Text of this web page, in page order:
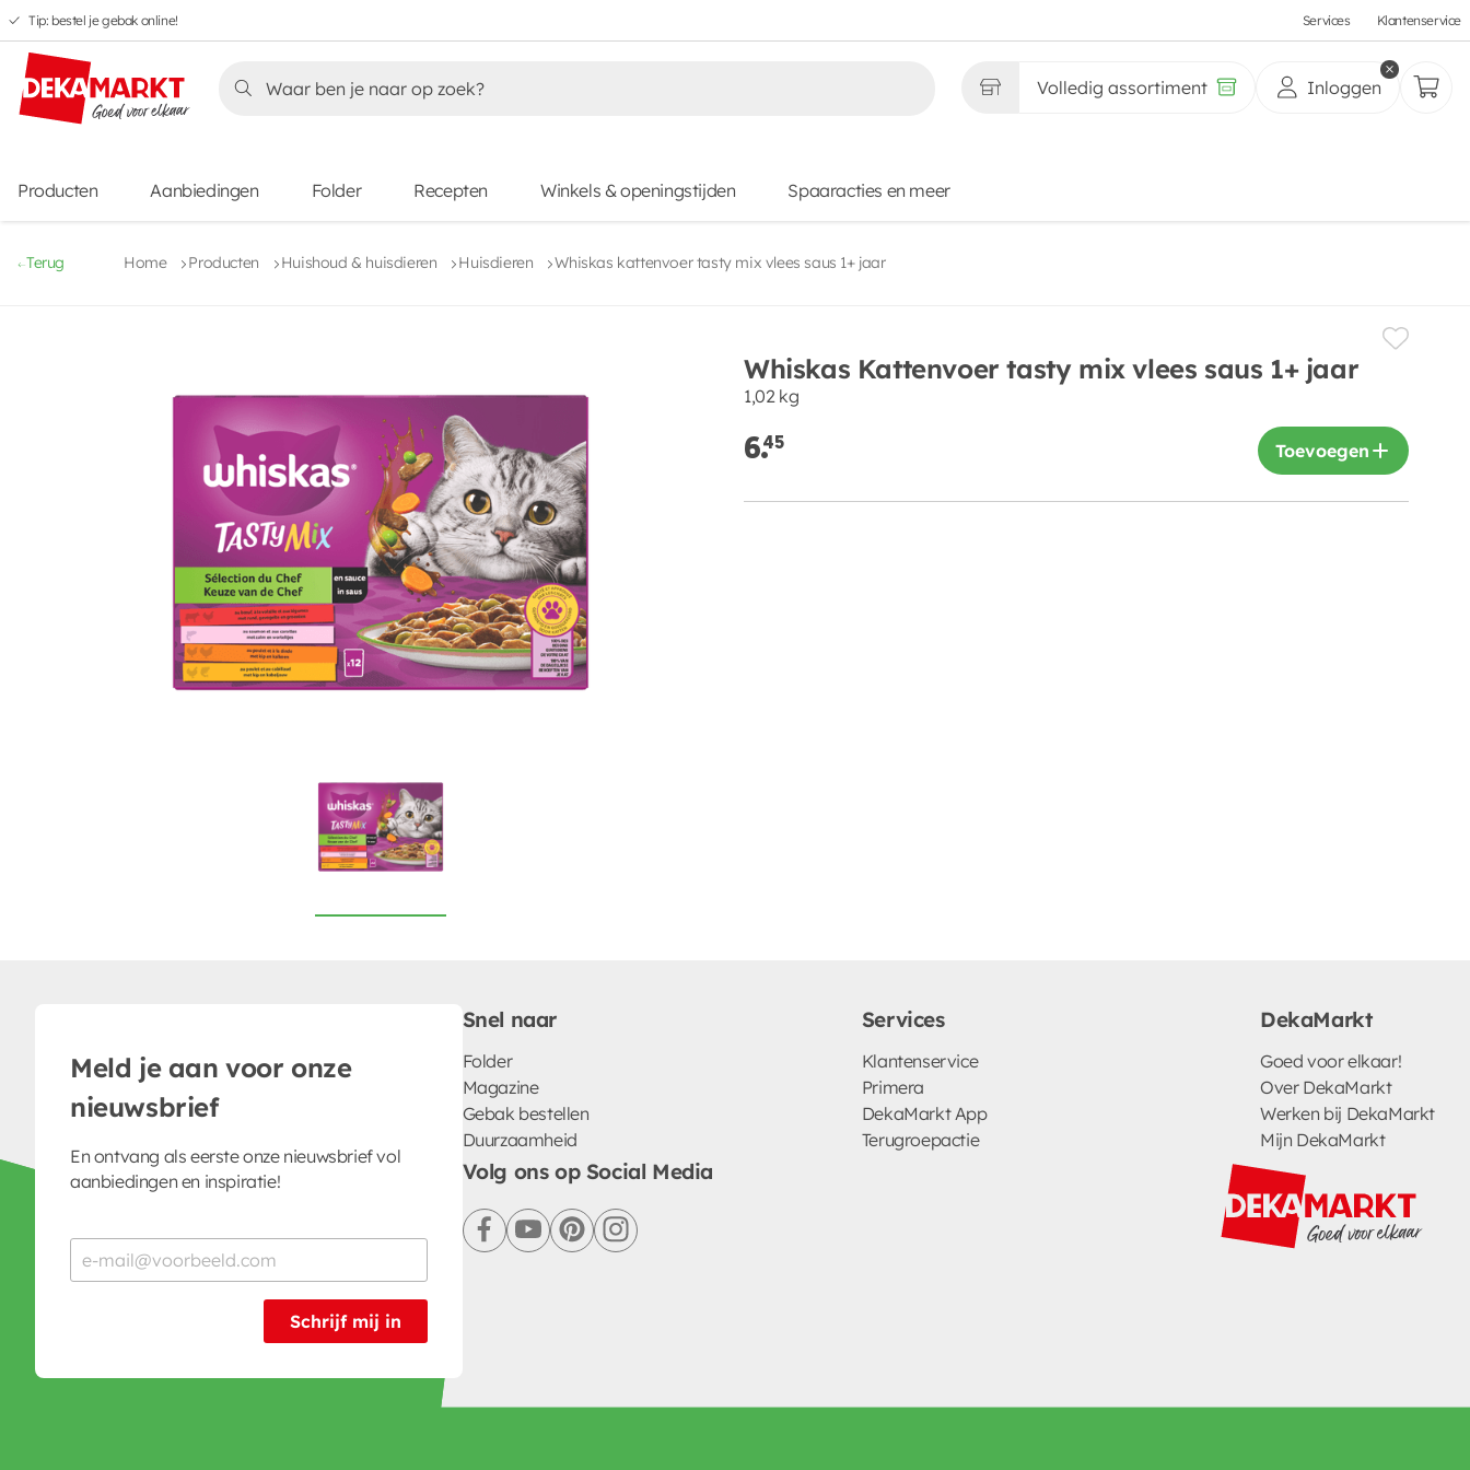
Overslaan
naar
hoofdnavigatie
Overslaan
naar
hoofdinhoud
Overslaan
naar
voettekstinhoud
Overslaan
naar
aanbiedingen
Tip: bestel je gebak online! Services Klantenservice
Volledig assortiment Inloggen
Producten Aanbiedingen Folder Recepten Winkels & openingstijden Spaaracties en meer
Terug Home Producten Huishoud & huisdieren Huisdieren Whiskas kattenvoer tasty mix vlees saus 1+ jaar
Whiskas Kattenvoer tasty mix vlees saus 1+ jaar
1,02 kg
6.45 Toevoegen
Meld je aan voor onze
nieuwsbrief
En ontvang als eerste onze nieuwsbrief vol
aanbiedingen en inspiratie!
Schrijf mij in
Snel naar
Folder
Magazine
Gebak bestellen
Duurzaamheid
Services
Klantenservice
Primera
DekaMarkt App
Terugroepactie
DekaMarkt
Goed voor elkaar!
Over DekaMarkt
Werken bij DekaMarkt
Mijn DekaMarkt
Volg ons op Social Media
facebookyoutubepinterestinstagram